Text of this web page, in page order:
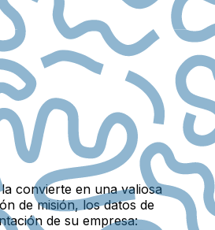
convierte en una valiosa
de misión, los datos de
de su empresa: